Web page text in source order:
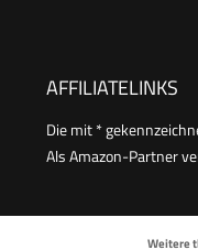
AFFILIATELINKS
Die mit *
Als Amazon-Partner
Weitere